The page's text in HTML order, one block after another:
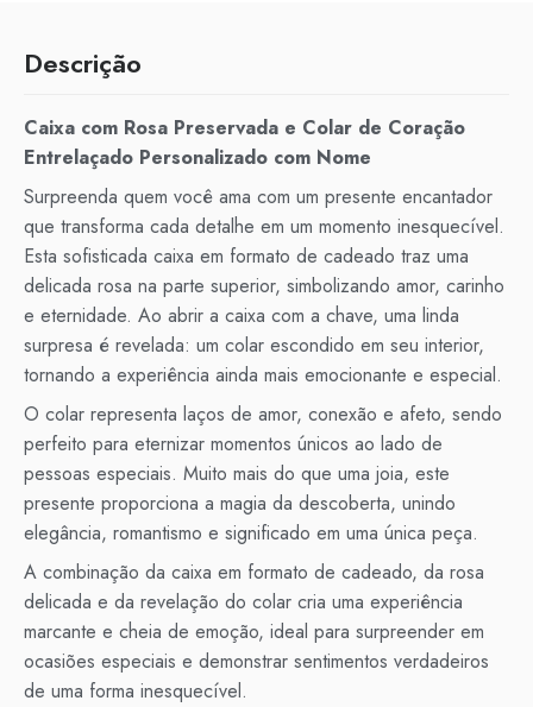
Descrição
Caixa com Rosa Preservada e Colar de Coração
Entrelaçado Personalizado com Nome
Surpreenda quem você ama com um presente encantador
que transforma cada detalhe em um momento inesquecível.
Esta sofisticada caixa em formato de cadeado traz uma
delicada rosa na parte superior, simbolizando amor, carinho
e eternidade. Ao abrir a caixa com a chave, uma linda
surpresa é revelada: um colar escondido em seu interior,
tornando a experiência ainda mais emocionante e especial.
O colar representa laços de amor, conexão e afeto, sendo
perfeito para eternizar momentos únicos ao lado de
pessoas especiais. Muito mais do que uma joia, este
presente proporciona a magia da descoberta, unindo
elegância, romantismo e significado em uma única peça.
A combinação da caixa em formato de cadeado, da rosa
delicada e da revelação do colar cria uma experiência
marcante e cheia de emoção, ideal para surpreender em
ocasiões especiais e demonstrar sentimentos verdadeiros
de uma forma inesquecível.